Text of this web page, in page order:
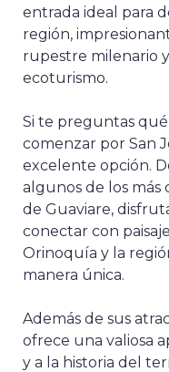
entrada ideal para
región,
rupestre milenario
ecoturismo.
Si te preguntas
comenzar por San
excelente opción.
algunos de los más
de Guaviare,
conectar con
Orinoquía y la
manera única.
Además de sus
ofrece una valiosa
y a la historia del